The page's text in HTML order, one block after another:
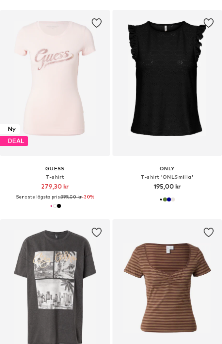
Ny
DEAL
GUESS
T-shirt
279,30 kr
Senaste lägsta pris:399,00 kr-30%
ONLY
T-shirt 'ONLSmilla'
195,00 kr